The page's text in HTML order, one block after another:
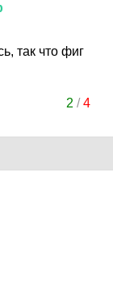
так что фиг
2 /4